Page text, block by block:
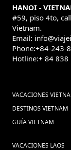
(8) ,Vu Lan
Yangon
vietnamita (1) ,
Camboja,
(1) ,Pacotes de
festival
viajes Tailandia
de viajes de
HANOI -
#59, piso 4to,
Vietnam.
Email:
Phone:+84-243-
Hotline:+ 84 838
VACACIONES
DESTINOS VIETNAM
GUÍA VIETNAM
VACACIONES LAOS